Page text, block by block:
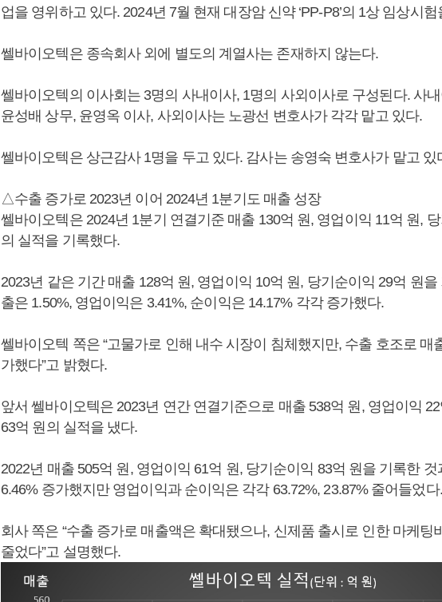
업을 영위하고 있다. 2024년 7월 현재 대장암 신약 ‘PP-P8’의 1상 임상시
쎌바이오텍은 종속회사 외에 별도의 계열사는 존재하지 않는다.
쎌바이오텍의 이사회는 3명의 사내이사, 1명의 사외이사로 구성된다. 사
윤성배 상무, 윤영옥 이사, 사외이사는 노광선 변호사가 각각 맡고 있다.
쎌바이오텍은 상근감사 1명을 두고 있다. 감사는 송영숙 변호사가 맡고 있
△수출 증가로 2023년 이어 2024년 1분기도 매출 성장
쎌바이오텍은 2024년 1분기 연결기준 매출 130억 원, 영업이익 11억 원,
의 실적을 기록했다.
2023년 같은 기간 매출 128억 원, 영업이익 10억 원, 당기순이익 29억 원을
출은 1.50%, 영업이익은 3.41%, 순이익은 14.17% 각각 증가했다.
쎌바이오텍 쪽은 “고물가로 인해 내수 시장이 침체했지만, 수출 호조로 매
가했다”고 밝혔다.
앞서 쎌바이오텍은 2023년 연간 연결기준으로 매출 538억 원, 영업이익
63억 원의 실적을 냈다.
2022년 매출 505억 원, 영업이익 61억 원, 당기순이익 83억 원을 기록한
6.46% 증가했지만 영업이익과 순이익은 각각 63.72%, 23.87% 줄어들었다.
회사 쪽은 “수출 증가로 매출액은 확대됐으나, 신제품 출시로 인한 마케팅
줄었다”고 설명했다.